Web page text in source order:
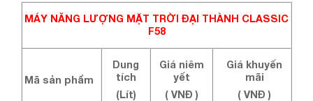
MÁY NĂNG LƯỢNG MẶT TRỜI ĐẠI THÀNH CLASSIC
F58
Mã sản phẩm
Dung
tích
(Lít)
Giá niêm
yết
( VNĐ )
Giá khuyến
mãi
( VNĐ )